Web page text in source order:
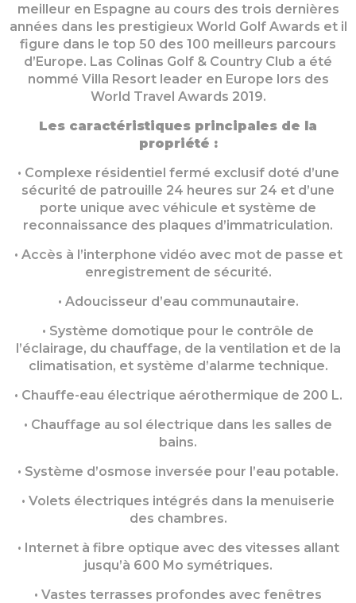
meilleur en Espagne au cours des trois dernières
années dans les prestigieux World Golf Awards et il
figure dans le top 50 des 100 meilleurs parcours
d’Europe. Las Colinas Golf & Country Club a été
nommé Villa Resort leader en Europe lors des
World Travel Awards 2019.
Les caractéristiques principales de la
propriété :
• Complexe résidentiel fermé exclusif doté d’une
sécurité de patrouille 24 heures sur 24 et d’une
porte unique avec véhicule et système de
reconnaissance des plaques d’immatriculation.
• Accès à l’interphone vidéo avec mot de passe et
enregistrement de sécurité.
• Adoucisseur d’eau communautaire.
• Système domotique pour le contrôle de
l’éclairage, du chauffage, de la ventilation et de la
climatisation, et système d’alarme technique.
• Chauffe-eau électrique aérothermique de 200 L.
• Chauffage au sol électrique dans les salles de
bains.
• Système d’osmose inversée pour l’eau potable.
• Volets électriques intégrés dans la menuiserie
des chambres.
• Internet à fibre optique avec des vitesses allant
jusqu’à 600 Mo symétriques.
• Vastes terrasses profondes avec fenêtres